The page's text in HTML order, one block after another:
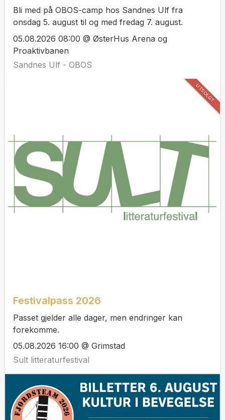
Bli med på OBOS-camp hos Sandnes Ulf fra
onsdag 5. august til og med fredag 7. august.
05.08.2026 08:00 @ ØsterHus Arena og
Proaktivbanen
Sandnes Ulf - OBOS
Festivalpass 2026
Passet gjelder alle dager, men endringer kan
forekomme.
05.08.2026 16:00 @ Grimstad
Sult litteraturfestival
UTSOLGT